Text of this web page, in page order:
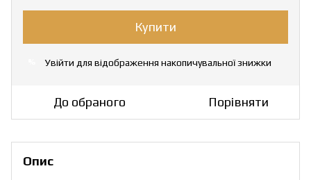
Купити
Увійти для відображення накопичувальної знижки
До обраного Порівняти
Опис